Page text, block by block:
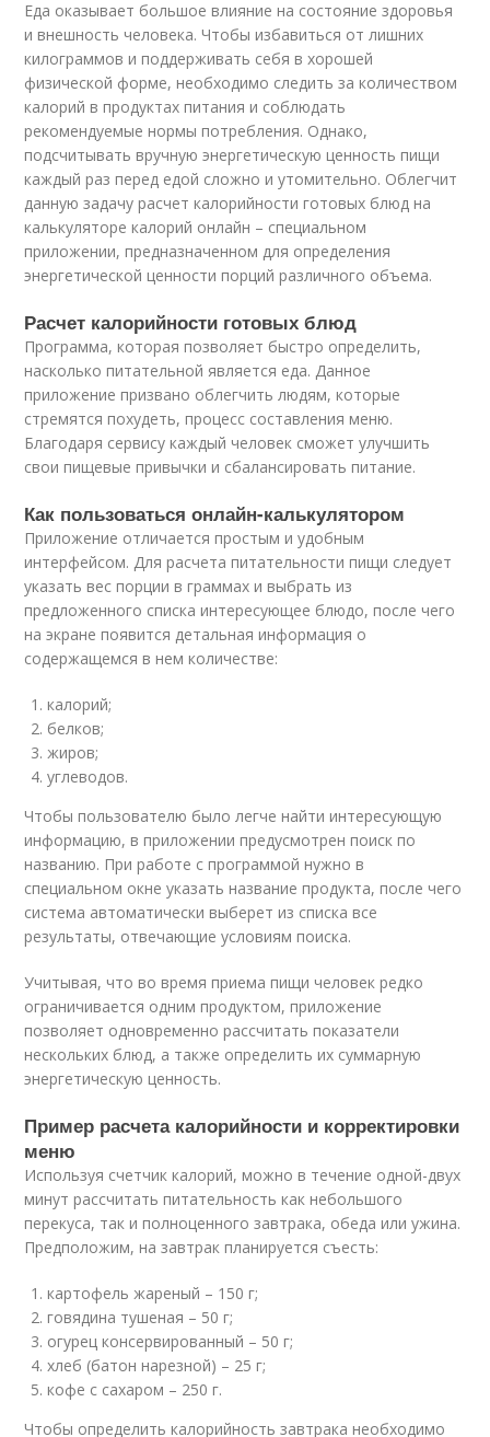
Еда оказывает большое влияние на состояние здоровья
и внешность человека. Чтобы избавиться от лишних
килограммов и поддерживать себя в хорошей
физической форме, необходимо следить за количеством
калорий в продуктах питания и соблюдать
рекомендуемые нормы потребления. Однако,
подсчитывать вручную энергетическую ценность пищи
каждый раз перед едой сложно и утомительно. Облегчит
данную задачу расчет калорийности готовых блюд на
калькуляторе калорий онлайн – специальном
приложении, предназначенном для определения
энергетической ценности порций различного объема.
Расчет калорийности готовых блюд
Программа, которая позволяет быстро определить,
насколько питательной является еда. Данное
приложение призвано облегчить людям, которые
стремятся похудеть, процесс составления меню.
Благодаря сервису каждый человек сможет улучшить
свои пищевые привычки и сбалансировать питание.
Как пользоваться онлайн-калькулятором
Приложение отличается простым и удобным
интерфейсом. Для расчета питательности пищи следует
указать вес порции в граммах и выбрать из
предложенного списка интересующее блюдо, после чего
на экране появится детальная информация о
содержащемся в нем количестве:
калорий;
белков;
жиров;
углеводов.
Чтобы пользователю было легче найти интересующую
информацию, в приложении предусмотрен поиск по
названию. При работе с программой нужно в
специальном окне указать название продукта, после чего
система автоматически выберет из списка все
результаты, отвечающие условиям поиска.
Учитывая, что во время приема пищи человек редко
ограничивается одним продуктом, приложение
позволяет одновременно рассчитать показатели
нескольких блюд, а также определить их суммарную
энергетическую ценность.
Пример расчета калорийности и корректировки
меню
Используя счетчик калорий, можно в течение одной-двух
минут рассчитать питательность как небольшого
перекуса, так и полноценного завтрака, обеда или ужина.
Предположим, на завтрак планируется съесть:
картофель жареный – 150 г;
говядина тушеная – 50 г;
огурец консервированный – 50 г;
хлеб (батон нарезной) – 25 г;
кофе с сахаром – 250 г.
Чтобы определить калорийность завтрака необходимо